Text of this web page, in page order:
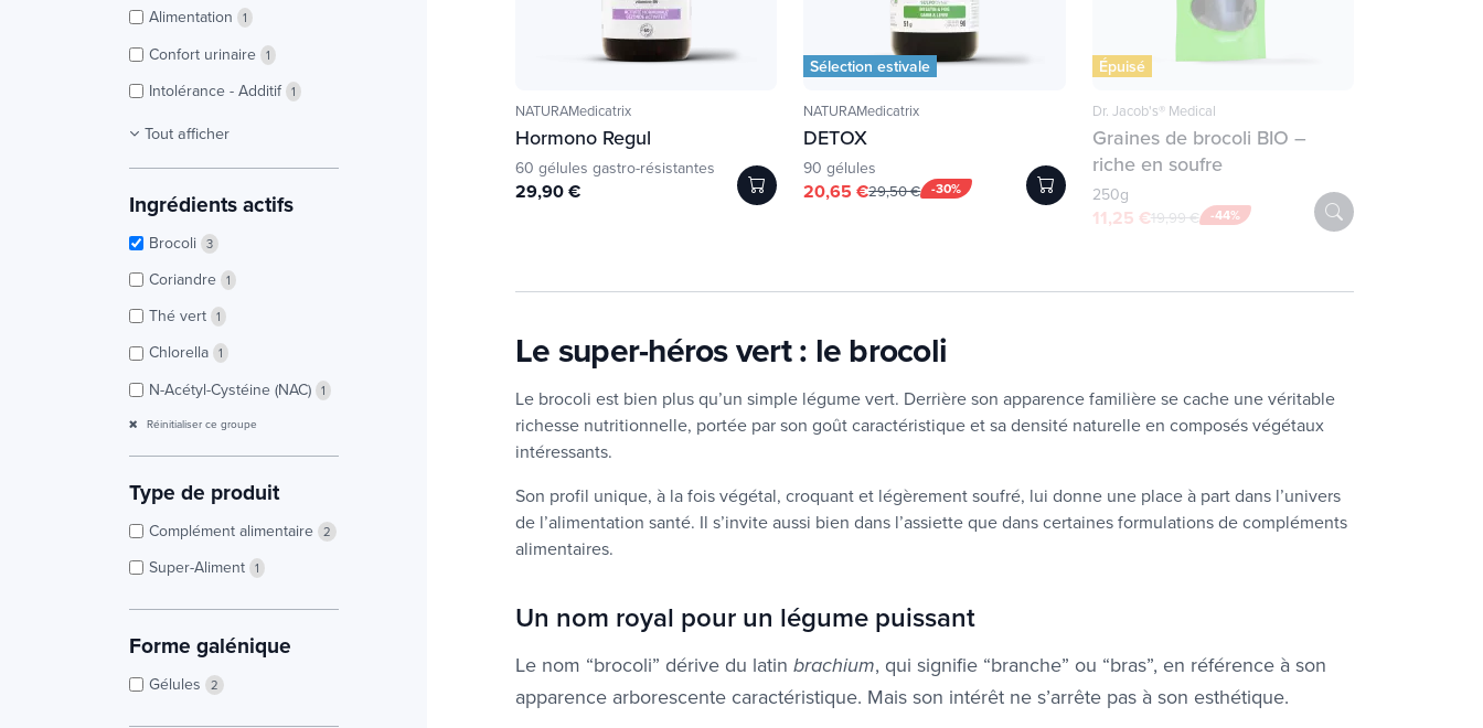
Alimentation 1
Confort urinaire 1
Intolérance - Additif 1
Tout afficher
Ingrédients actifs
Brocoli 3
Coriandre 1
Thé vert 1
Chlorella 1
N-Acétyl-Cystéine (NAC) 1
Réinitialiser ce groupe
Type de produit
Complément alimentaire 2
Super-Aliment 1
Forme galénique
Gélules 2
NATURAMedicatrix
Hormono Regul
60 gélules gastro-résistantes
29,90 €
Sélection estivale
NATURAMedicatrix
DETOX
90 gélules
-30%
20,65 €29,50 €
Épuisé
Dr. Jacob's® Medical
Graines de brocoli BIO –
riche en soufre
250g
-44%
11,25 €19,99 €
Le super-héros vert : le brocoli
Le brocoli est bien plus qu’un simple légume vert. Derrière son apparence familière se cache une véritable
richesse nutritionnelle, portée par son goût caractéristique et sa densité naturelle en composés végétaux
intéressants.
Son profil unique, à la fois végétal, croquant et légèrement soufré, lui donne une place à part dans l’univers
de l’alimentation santé. Il s’invite aussi bien dans l’assiette que dans certaines formulations de compléments
alimentaires.
Un nom royal pour un légume puissant
Le nom “brocoli” dérive du latin brachium, qui signifie “branche” ou “bras”, en référence à son
apparence arborescente caractéristique. Mais son intérêt ne s’arrête pas à son esthétique.